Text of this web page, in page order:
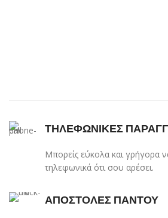
ΤΗΛΕΦΩΝΙΚΕΣ
Μπορείς εύκολα και γρήγορα
τηλεφωνικά ότι σου αρέσει.
ΑΠΟΣΤΟΛΕΣ ΠΑΝΤΟΥ